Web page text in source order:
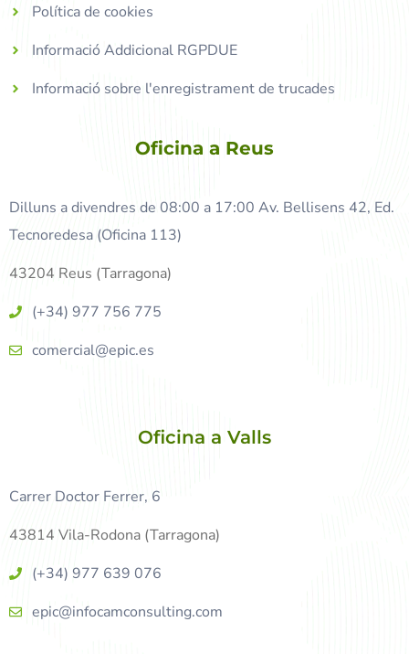
Política de cookies
Informació Addicional RGPDUE
Informació sobre l'enregistrament de trucades
Oficina a Reus
Dilluns a divendres de 08:00 a 17:00 Av. Bellisens 42, Ed.
Tecnoredesa (Oficina 113)
43204 Reus (Tarragona)
(+34) 977 756 775
comercial@epic.es
Oficina a Valls
Carrer Doctor Ferrer, 6
43814 Vila-Rodona (Tarragona)
(+34) 977 639 076
epic@infocamconsulting.com